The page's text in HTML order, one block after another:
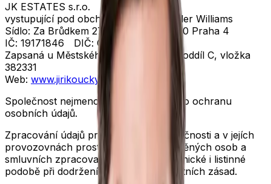
JK ESTATES s.r.o.
vystupující pod obchodní značkou
Keller Williams
Sídlo: Za Brůdkem 272, Šeberov 149 00 Praha 4
IČ: 19171846 DIČ: CZ19171846
Zapsaná u Městského soudu v Praze, oddíl C, vložka
382331
Web: www.jirikoucky.cz
Společnost nejmenovala pověřence pro ochranu
osobních údajů.
Zpracování údajů probíhá v sídle společnosti a v jejích
provozovnách prostřednictvím oprávněných osob a
smluvních zpracovatelů, a to v elektronické i listinné
podobě při dodržení všech bezpečnostních zásad.